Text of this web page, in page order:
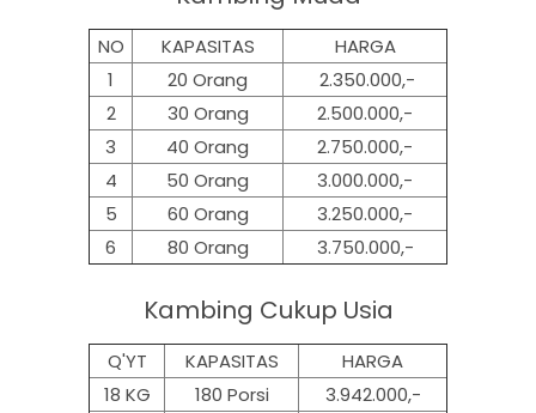
NO KAPASITAS
HARGA
1
20 Orang
2.350.000,-
2
30 Orang
2.500.000,-
3
40 Orang
2.750.000,-
4
50 Orang
3.000.000,-
5
60 Orang
3.250.000,-
6
80 Orang 3.750.000,-
Kambing Cukup Usia
Q'YT KAPASITAS
HARGA
18 KG
180 Porsi
3.942.000,-